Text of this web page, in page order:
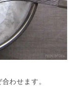
わせます。